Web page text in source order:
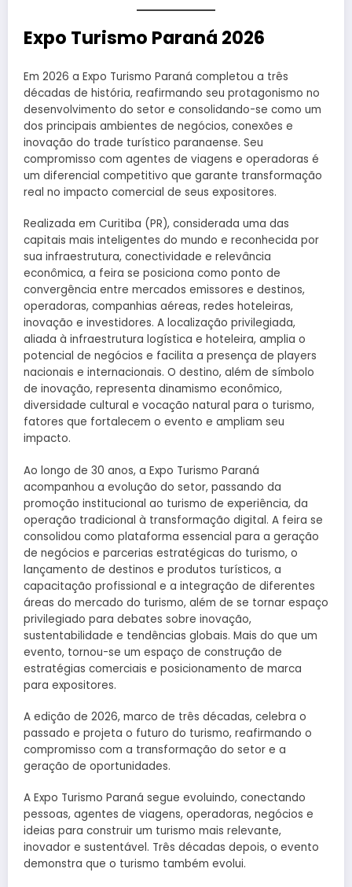
Expo Turismo Paraná 2026
Em 2026 a Expo Turismo Paraná completou a três
décadas de história, reafirmando seu protagonismo no
desenvolvimento do setor e consolidando-se como um
dos principais ambientes de negócios, conexões e
inovação do trade turístico paranaense. Seu
compromisso com agentes de viagens e operadoras é
um diferencial competitivo que garante transformação
real no impacto comercial de seus expositores.
Realizada em Curitiba (PR), considerada uma das
capitais mais inteligentes do mundo e reconhecida por
sua infraestrutura, conectividade e relevância
econômica, a feira se posiciona como ponto de
convergência entre mercados emissores e destinos,
operadoras, companhias aéreas, redes hoteleiras,
inovação e investidores. A localização privilegiada,
aliada à infraestrutura logística e hoteleira, amplia o
potencial de negócios e facilita a presença de players
nacionais e internacionais. O destino, além de símbolo
de inovação, representa dinamismo econômico,
diversidade cultural e vocação natural para o turismo,
fatores que fortalecem o evento e ampliam seu
impacto.
Ao longo de 30 anos, a Expo Turismo Paraná
acompanhou a evolução do setor, passando da
promoção institucional ao turismo de experiência, da
operação tradicional à transformação digital. A feira se
consolidou como plataforma essencial para a geração
de negócios e parcerias estratégicas do turismo, o
lançamento de destinos e produtos turísticos, a
capacitação profissional e a integração de diferentes
áreas do mercado do turismo, além de se tornar espaço
privilegiado para debates sobre inovação,
sustentabilidade e tendências globais. Mais do que um
evento, tornou-se um espaço de construção de
estratégias comerciais e posicionamento de marca
para expositores.
A edição de 2026, marco de três décadas, celebra o
passado e projeta o futuro do turismo, reafirmando o
compromisso com a transformação do setor e a
geração de oportunidades.
A Expo Turismo Paraná segue evoluindo, conectando
pessoas, agentes de viagens, operadoras, negócios e
ideias para construir um turismo mais relevante,
inovador e sustentável. Três décadas depois, o evento
demonstra que o turismo também evolui.